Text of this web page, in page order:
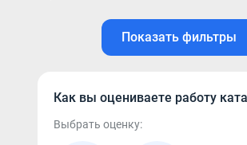
Показать фильтры
Как вы оцениваете работу
Выбрать оценку: